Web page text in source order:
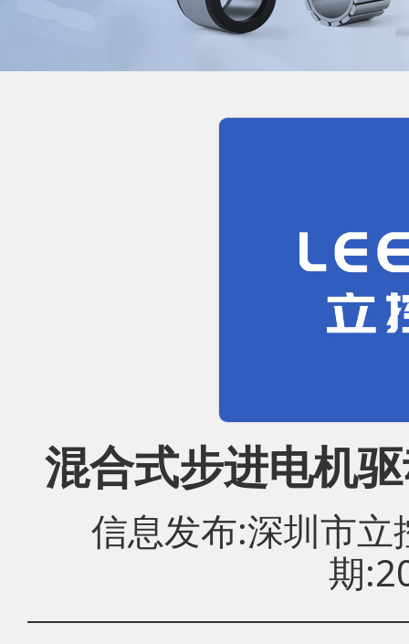
混合式步进电机
信息发布:深圳市
期